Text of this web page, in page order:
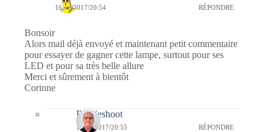
16/05/2017/20:54 RÉPONDRE
Bonsoir
Alors mail déjà envoyé et maintenant petit commentaire
pour essayer de gagner cette lampe, surtout pour ses
LED et pour sa très belle allure
Merci et sûrement à bientôt
Corinne
Bernieshoot
17/05/2017/20:55 RÉPONDRE